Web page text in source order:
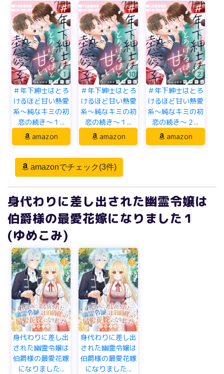
＃年下紳士はとろ
けるほど甘い熱愛
系～純なキミの初
恋の続き～１...
amazon
＃年下紳士はとろ
けるほど甘い熱愛
系～純なキミの初
恋の続き～１...
amazon
＃年下紳士はとろ
けるほど甘い熱愛
系～純なキミの初
恋の続き～２...
amazon
amazonでチェック(3件)
身代わりに差し出された幽霊令嬢は
伯爵様の最愛花嫁になりました１
(ゆめこみ)
身代わりに差し出
された幽霊令嬢は
伯爵様の最愛花嫁
になりました...
身代わりに差し出
された幽霊令嬢は
伯爵様の最愛花嫁
になりました...